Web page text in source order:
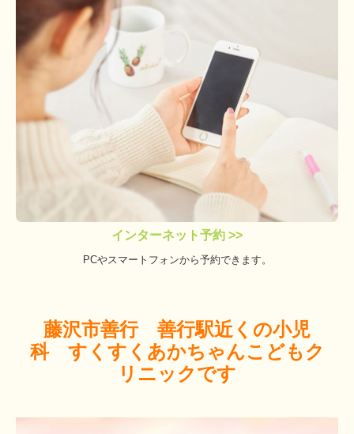
インターネット予約 >>
PCやスマートフォンから予約できます。
藤沢市善行 善行駅近くの小児
科 すくすくあかちゃんこどもク
リニックです